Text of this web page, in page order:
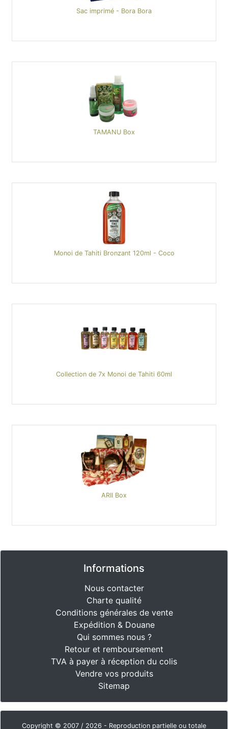
Sac imprimé - Bora Bora
TAMANU Box
Monoi de Tahiti Bronzant 120ml - Coco
Collection de 7x Monoi de Tahiti 60ml
ARII Box
Informations
Nous contacter
Charte qualité
Conditions générales de vente
Expédition & Douane
Qui sommes nous ?
Retour et remboursement
TVA à payer à réception du colis
Vendre vos produits
Sitemap
Copyright © 2007 / 2026 - Reproduction partielle ou totale